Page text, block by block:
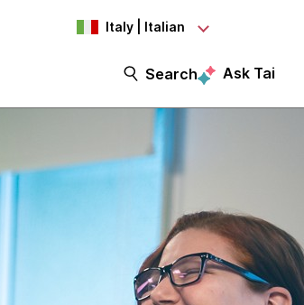
Italy | Italian
Search Ask Tai